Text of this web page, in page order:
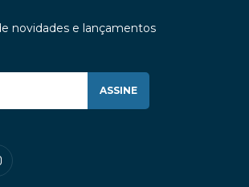
novidades e lançamentos
ASSINE